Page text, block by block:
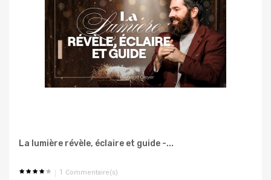
La lumière révèle, éclaire et guide -...
1 Commentaire(s)